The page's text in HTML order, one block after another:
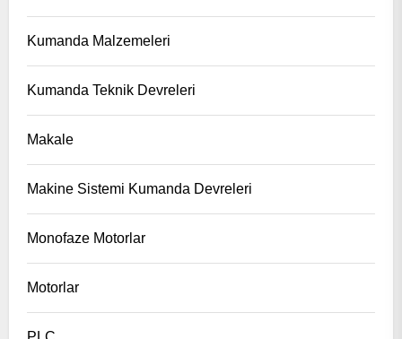
Kumanda Malzemeleri
Kumanda Teknik Devreleri
Makale
Makine Sistemi Kumanda Devreleri
Monofaze Motorlar
Motorlar